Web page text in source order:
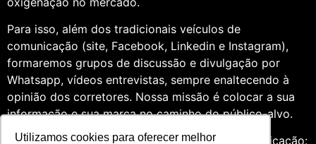
Utilizamos cookies para oferecer melhor
Para isso, além dos tradicionais veículos de
comunicação (site, Facebook, Linkedin e Instagram),
formaremos grupos de discussão e divulgação por
Whatsapp, vídeos entrevistas, sempre enaltecendo à
opinião dos corretores. Nossa missão é colocar a sua
informação e sua marca no caminho do público-alvo.
Somos profissionais formados na área de comunicação: